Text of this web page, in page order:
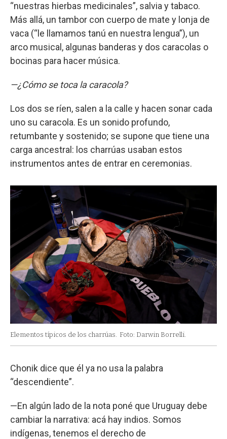
“nuestras hierbas medicinales”, salvia y tabaco.
Más allá, un tambor con cuerpo de mate y lonja de
vaca (“le llamamos tanú en nuestra lengua”), un
arco musical, algunas banderas y dos caracolas o
bocinas para hacer música.
—¿Cómo se toca la caracola?
Los dos se ríen, salen a la calle y hacen sonar cada
uno su caracola. Es un sonido profundo,
retumbante y sostenido; se supone que tiene una
carga ancestral: los charrúas usaban estos
instrumentos antes de entrar en ceremonias.
Elementos típicos de los charrúas. Foto: Darwin Borrelli.
Chonik dice que él ya no usa la palabra
“descendiente”.
—En algún lado de la nota poné que Uruguay debe
cambiar la narrativa: acá hay indios. Somos
indígenas, tenemos el derecho de